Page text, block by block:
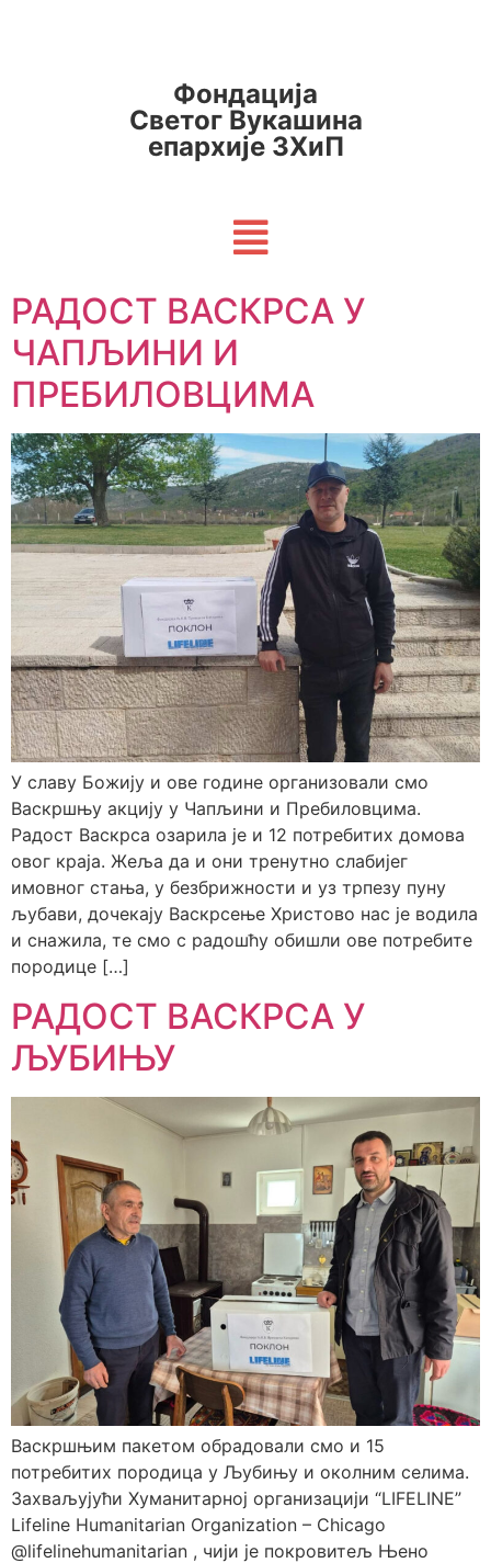
Фондација
Светог Вукашина
епархије ЗХиП
РАДОСТ ВАСКРСА У
ЧАПЉИНИ И
ПРЕБИЛОВЦИМА
У славу Божију и ове године организовали смо
Васкршњу акцију у Чапљини и Пребиловцима.
Радост Васкрса озарила је и 12 потребитих домова
овог краја. Жеља да и они тренутно слабијег
имовног стања, у безбрижности и уз трпезу пуну
љубави, дочекају Васкрсење Христово нас је водила
и снажила, те смо с радошћу обишли ове потребите
породице […]
РАДОСТ ВАСКРСА У
ЉУБИЊУ
Васкршњим пакетом обрадовали смо и 15
потребитих породица у Љубињу и околним селима.
Захваљујући Хуманитарној организацији “LIFELINE”
Lifeline Humanitarian Organization – Chicago
@lifelinehumanitarian , чији је покровитељ Њено